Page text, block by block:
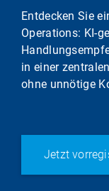
Entdecken Sie
Operations: KI-
in einer
ohne unnötige
Jetzt